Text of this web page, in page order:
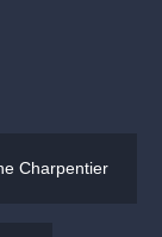
Charpentier